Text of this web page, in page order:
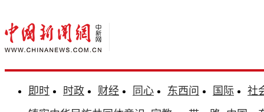
即时 时政 财经 同心 东西问 国际
社